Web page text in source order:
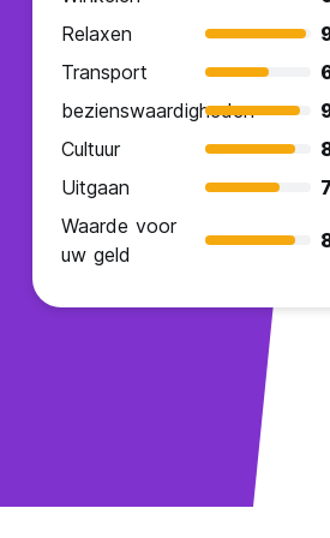
Relaxen
Transport
bezienswaardigheden
Cultuur
Uitgaan
Waarde voor
uw geld